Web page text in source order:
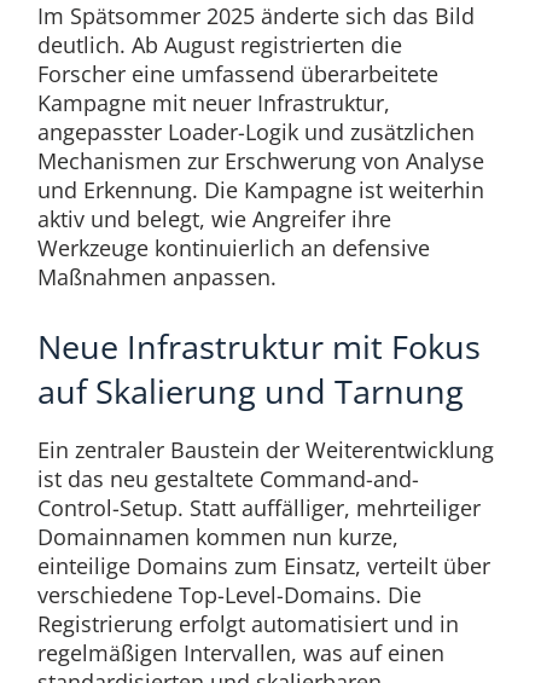
Im Spätsommer 2025 änderte sich das Bild
deutlich. Ab August registrierten die
Forscher eine umfassend überarbeitete
Kampagne mit neuer Infrastruktur,
angepasster Loader-Logik und zusätzlichen
Mechanismen zur Erschwerung von Analyse
und Erkennung. Die Kampagne ist weiterhin
aktiv und belegt, wie Angreifer ihre
Werkzeuge kontinuierlich an defensive
Maßnahmen anpassen.
Neue Infrastruktur mit Fokus
auf Skalierung und Tarnung
Ein zentraler Baustein der Weiterentwicklung
ist das neu gestaltete Command-and-
Control-Setup. Statt auffälliger, mehrteiliger
Domainnamen kommen nun kurze,
einteilige Domains zum Einsatz, verteilt über
verschiedene Top-Level-Domains. Die
Registrierung erfolgt automatisiert und in
regelmäßigen Intervallen, was auf einen